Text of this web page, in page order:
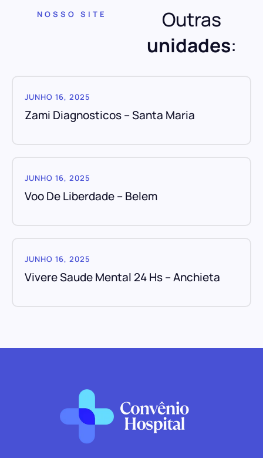
NOSSO SITE
Outras
unidades:
JUNHO 16, 2025
Zami Diagnosticos – Santa Maria
JUNHO 16, 2025
Voo De Liberdade – Belem
JUNHO 16, 2025
Vivere Saude Mental 24 Hs – Anchieta